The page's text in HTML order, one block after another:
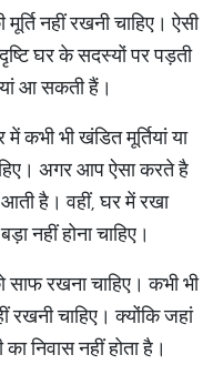
नहीं रखनी चाहिए। ऐसी
घर के सदस्यों पर पड़ती
आ सकती हैं।
कभी भी खंडित मूर्तियां या
अगर आप ऐसा करते है
है। वहीं, घर में रखा
नहीं होना चाहिए।
रखना चाहिए। कभी भी
रखनी चाहिए। क्योंकि जहां
का निवास नहीं होता है।